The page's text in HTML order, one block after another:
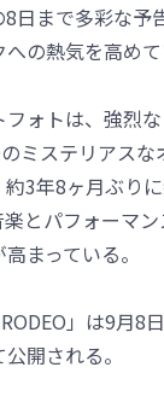
日まで多彩な予
の熱気を高めて
ォトは、強烈
ミステリアス
3年8ヶ月ぶり
とパフォーマ
まっている。
」は9月8
開される。